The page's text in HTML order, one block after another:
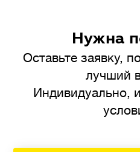
Нужна
Оставьте заявку,
лучший
Индивидуально,